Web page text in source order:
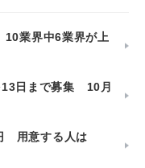
業界中6業界が上
13日まで募集 10月
用意する人は